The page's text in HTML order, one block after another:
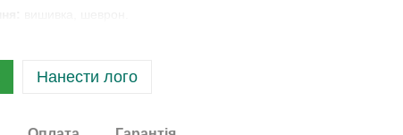
Нанести лого